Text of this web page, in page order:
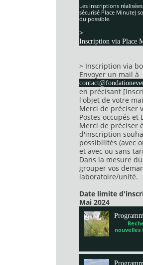
Les inscriptions
sécurisé Place Minute)
du possible.
>
Inscription via Place
> Inscription via
Envoyer un mail à
en précisant
l'objet de votre
Merci de préciser
Postes occupés et
Merci de préciser
d'inscription
possibilités (avec
et avec ou sans
Dans la mesure
grouper vos
laboratoire/unité.
Date limite
Mai 2024
nouvelles